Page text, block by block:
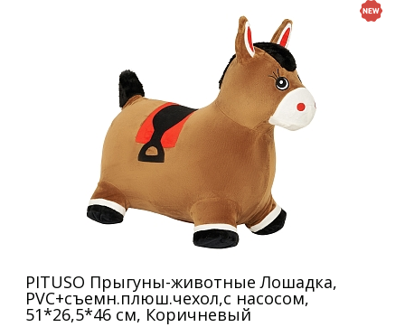
PITUSO Прыгуны-животные Лошадка,
PVC+съемн.плюш.чехол,с насосом,
51*26,5*46 см, Коричневый